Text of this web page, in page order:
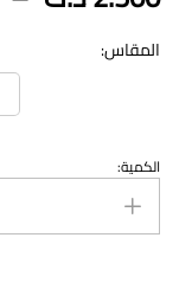
المقاس:
شـرشـف
سـادة
بـولـي
الكمية: